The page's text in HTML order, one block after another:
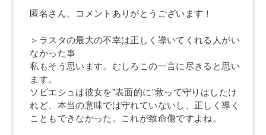
匿名さん、コメントありがとうございます！
＞ラスタの最大の不幸は正しく導いてくれる人がい
なかった事
私もそう思います。むしろこの一言に尽きると思い
ます。
ソビエシュは彼女を”表面的に”救って守りはしたけ
れど、本当の意味では守れていないし、正しく導く
こともできなかった。これが致命傷ですよね。